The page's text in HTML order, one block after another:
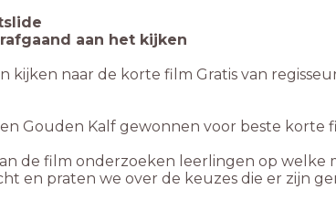
aan het kijken
kijken naar de korte film Gratis van
Gouden Kalf gewonnen voor beste korte
de film onderzoeken leerlingen op welke
en praten we over de keuzes die er zijn